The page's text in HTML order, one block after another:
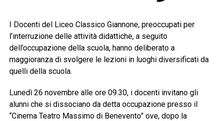
I Docenti del Liceo Classico Giannone, preoccupati per
l’interruzione delle attività didattiche, a seguito
dell’occupazione della scuola, hanno deliberato a
maggioranza di svolgere le lezioni in luoghi diversificati da
quelli della scuola.
Lunedì 26 novembre alle ore 09.30, i docenti invitano gli
alunni che si dissociano da detta occupazione presso il
“Cinema Teatro Massimo di Benevento” ove, dopo la